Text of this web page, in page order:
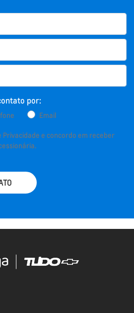
por:
Email
Privacidade e concordo em receber